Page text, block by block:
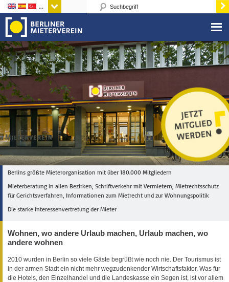
Sprachen
Berlins größte Mieterorganisation mit über 180.000 Mitgliedern
Mieterberatung in allen Bezirken, Schriftverkehr mit Vermietern, Mietrechtsschutz
für Gerichtsverfahren, Informationen zum Mietrecht und zur Wohnungspolitik
Die starke Interessenvertretung der Mieter
Wohnen, wo andere Urlaub machen, Urlaub machen, wo
andere wohnen
2010 wurden in Berlin so viele Gäste begrüßt wie noch nie. Der Tourismus ist
in der armen Stadt ein nicht mehr wegzudenkender Wirtschaftsfaktor. Was für
die Hotels, den Einzelhandel und die Landeskasse ein Segen ist, ist vor allem